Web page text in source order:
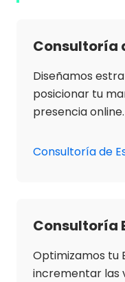
Consultoría
Diseñamos
posicionar tu
presencia online.
Consultoría de
Consultoría
Optimizamos tu
incrementar las